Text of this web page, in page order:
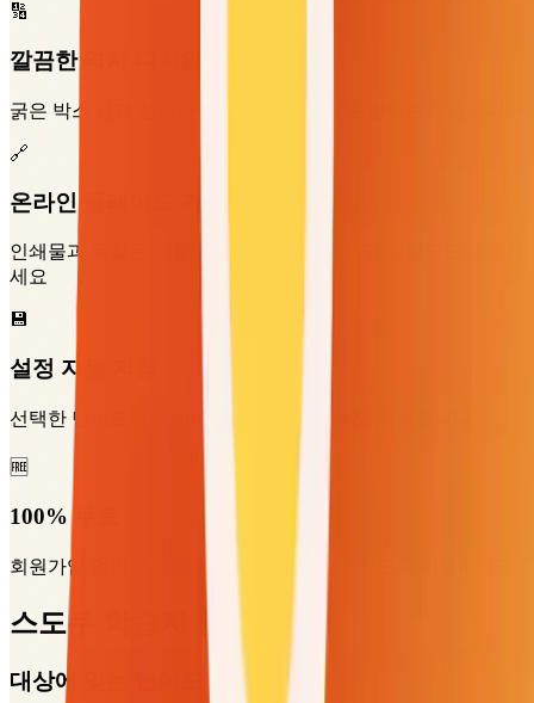
🔢
깔끔한 격자 디자인
굵은 박스 선과 선명한 숫자로 인쇄 후에도 알아보기 쉽습니다
🔗
온라인 플레이도 가능
인쇄물과 똑같은 퍼즐을 온라인에서 풀 수 있는 링크도 공유하
세요
💾
설정 자동 저장
선택한 난이도와 레이아웃 설정을 다음에도 기억합니다
🆓
100% 무료
회원가입 없이 인쇄용 스도쿠 도안을 무제한으로 이용하세요
스도쿠 학습지 인쇄 팁
대상에 맞는 난이도 선택